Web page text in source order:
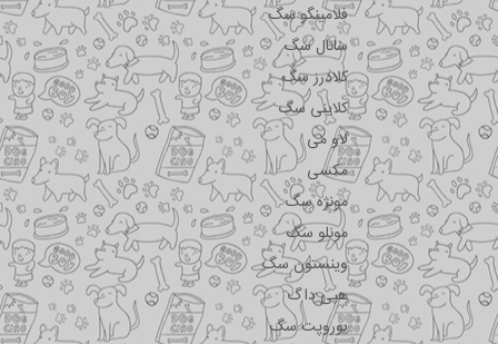
فلامینگو سگ
سانال سگ
کلادرز سگ
کلاینی سگ
لاو می
مکسی
مونژه سگ
مونلو سگ
وینستون سگ
هپی داگ
یوروپت سگ